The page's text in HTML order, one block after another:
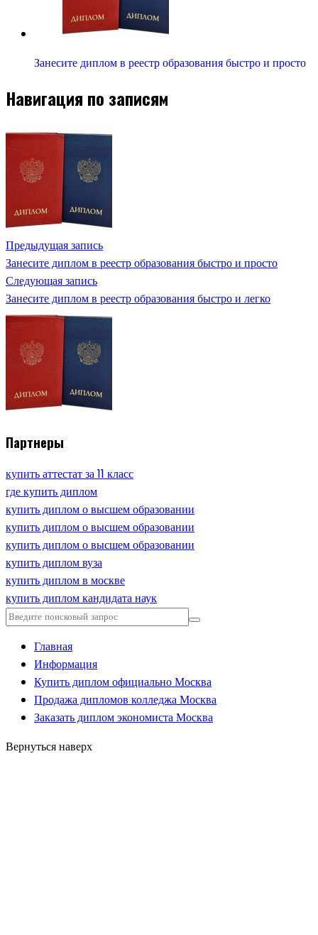
Занесите диплом в реестр образования быстро и просто
Навигация по записям
Предыдущая запись
Занесите диплом в реестр образования быстро и просто
Следующая запись
Занесите диплом в реестр образования быстро и легко
Партнеры
купить аттестат за 11 класс
где купить диплом
купить диплом о высшем образовании
купить диплом о высшем образовании
купить диплом о высшем образовании
купить диплом вуза
купить диплом в москве
купить диплом кандидата наук
Главная
Информация
Купить диплом официально Москва
Продажа дипломов колледжа Москва
Заказать диплом экономиста Москва
Вернуться наверх